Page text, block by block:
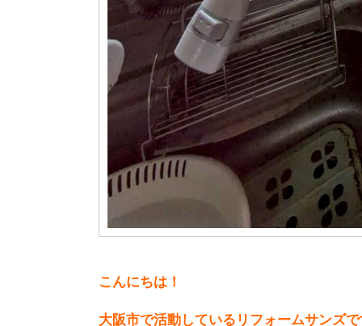
こんにちは！
大阪市で活動しているリフォームサンズ